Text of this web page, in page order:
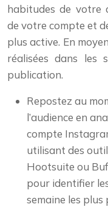
habitudes de votre
de votre compte et
plus active. En
réalisées dans les
publication.
Repostez au
l’audience en
compte
utilisant des
Hootsuite ou
pour identifier
semaine les